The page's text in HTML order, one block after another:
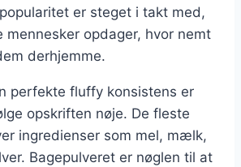
er steget i takt med,
mennesker opdager, hvor nemt
derhjemme.
perfekte fluffy konsistens er
opskriften nøje. De fleste
ingredienser som mel, mælk,
Bagepulveret er nøglen til at